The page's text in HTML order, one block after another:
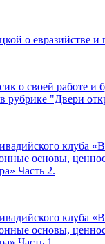
о евразийстве и
о своей работе и
в рубрике "Двери
клуба
основы,
Часть 2.
клуба
основы,